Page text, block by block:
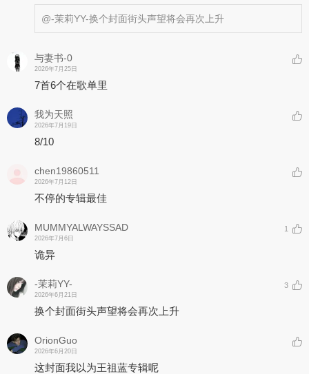
@-茉莉YY-换个封面街头声望将会再次上升
与妻书-0
2026年7月25日
7首6个在歌单里
我为天照
2026年7月19日
8/10
chen19860511
2026年7月12日
不停的专辑最佳
MUMMYALWAYSSAD
2026年7月6日
1
诡异
-茉莉YY-
2026年6月21日
3
换个封面街头声望将会再次上升
OrionGuo
2026年6月20日
这封面我以为王祖蓝专辑呢